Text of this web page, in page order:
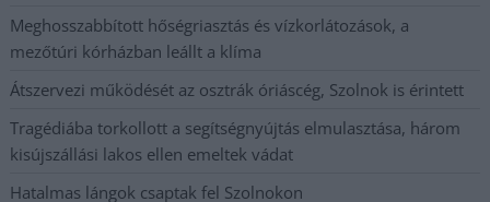
Meghosszabbított hőségriasztás és vízkorlátozások, a
mezőtúri kórházban leállt a klíma
Átszervezi működését az osztrák óriáscég, Szolnok is érintett
Tragédiába torkollott a segítségnyújtás elmulasztása, három
kisújszállási lakos ellen emeltek vádat
Hatalmas lángok csaptak fel Szolnokon